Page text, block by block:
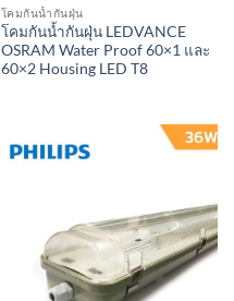
โคมกันน้ำกันฝุ่น
โคมกันน้ำกันฝุ่น LEDVANCE
OSRAM Water Proof 60×1 และ
60×2 Housing LED T8